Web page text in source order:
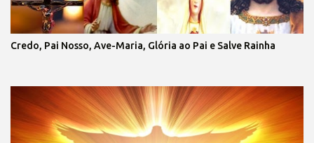
Credo, Pai Nosso, Ave-Maria, Glória ao Pai e Salve Rainha